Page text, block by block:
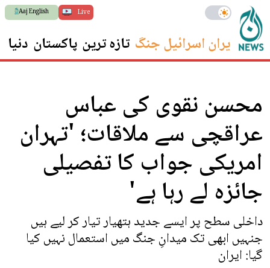
Live
Aaj English
ایران اسرائیل جنگ تازہ ترین پاکستان دنیا
محسن نقوی کی عباس
عراقچی سے ملاقات؛ 'تہران
امریکی جواب کا تفصیلی
جائزہ لے رہا ہے'
داخلی سطح پر ایسے جدید ہتھیار تیار کر لیے ہیں
جنہیں ابھی تک میدانِ جنگ میں استعمال نہیں کیا
گیا: ایران